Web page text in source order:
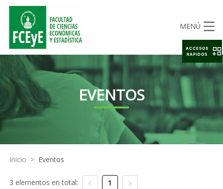
MENÚ
EVENTOS
Inicio > Eventos
3 elementos en total: 1
ACCESOS
RAPIDOS